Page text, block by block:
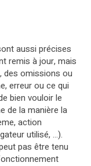
aussi précises
remis à jour, mais
des omissions ou
erreur ou ce qui
bien vouloir le
de la manière la
action
utilisé, …).
pas être tenu